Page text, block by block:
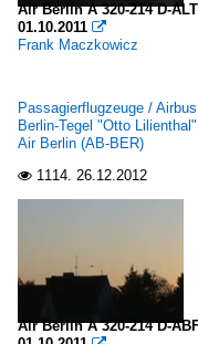
Air Berlin A 320-214 D-
01.10.2011 
Frank Maczkowicz
Passagierflugzeuge /
Berlin-Tegel "Otto
Air Berlin (AB-BER)
 1114. 26.12.2012
Air Berlin A 320-214 D-